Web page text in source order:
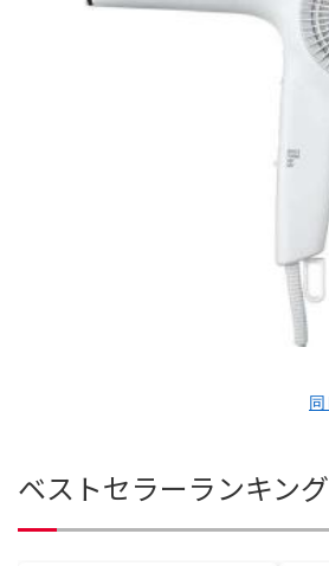
ベストセラーランキン